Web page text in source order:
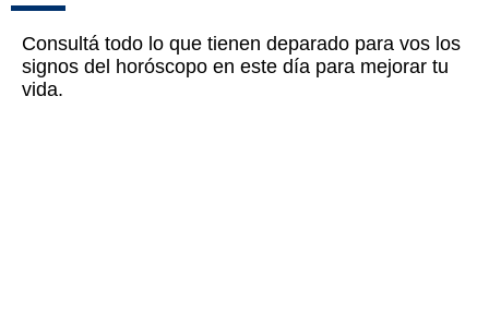
Consultá todo lo que tienen deparado para vos los
signos del horóscopo en este día para mejorar tu
vida.